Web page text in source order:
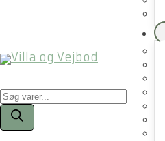
Products
search